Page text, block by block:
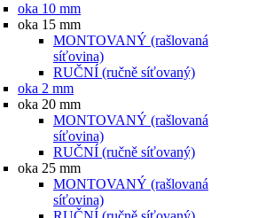
oka 10 mm
oka 15 mm
MONTOVANÝ (rašlovaná
síťovina)
RUČNÍ (ručně síťovaný)
oka 2 mm
oka 20 mm
MONTOVANÝ (rašlovaná
síťovina)
RUČNÍ (ručně síťovaný)
oka 25 mm
MONTOVANÝ (rašlovaná
síťovina)